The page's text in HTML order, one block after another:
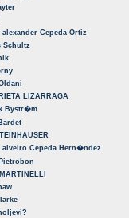
Cepeda Ortiz
Schultz
LIZARRAGA
Bystr�m
alveiro Cepeda Hern�ndez